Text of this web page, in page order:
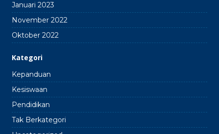
Januari 2023
November 2022
Oktober 2022
Kategori
Kepanduan
Kesiswaan
Pendidikan
Tak Berkategori